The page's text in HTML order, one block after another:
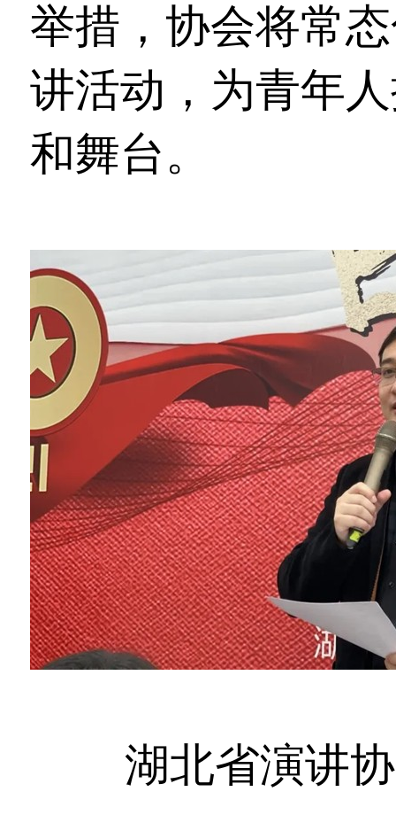
举措，协会将常
讲活动，为青年
和舞台。
湖北省演讲